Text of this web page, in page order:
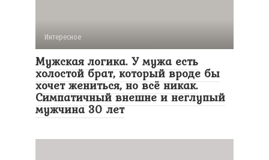
Интересное
Мужская логика. У мужа есть
холостой брат, который вроде бы
хочет жениться, но всё никак.
Симпатичный внешне и неглупый
мужчина 30 лет